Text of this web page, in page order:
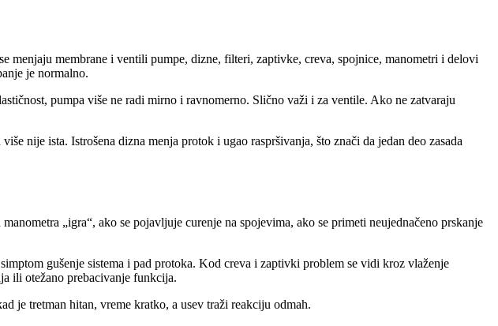
membrane i ventili pumpe, dizne, filteri, zaptivke, creva, spojnice, manometri i delovi
je normalno.
pumpa više ne radi mirno i ravnomerno. Slično važi i za ventile. Ako ne zatvaraju
nije ista. Istrošena dizna menja protok i ugao raspršivanja, što znači da jedan deo zasada
„igra“, ako se pojavljuje curenje na spojevima, ako se primeti neujednačeno prskanje
gušenje sistema i pad protoka. Kod creva i zaptivki problem se vidi kroz vlaženje
ili otežano prebacivanje funkcija.
je tretman hitan, vreme kratko, a usev traži reakciju odmah.